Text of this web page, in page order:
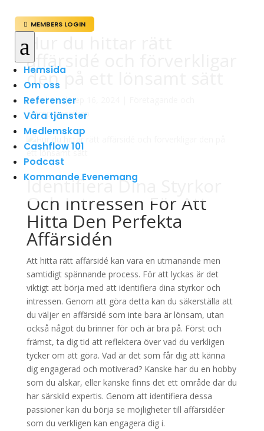
 MEMBERS LOGIN
a
Hemsida
Om oss
Referenser
Våra tjänster
Medlemskap
Cashflow 101
Podcast
Kommande Evenemang
Hur du hittar rätt
affärsidé och förverkligar
den på ett lönsamt sätt
avadmin|sep 16, 2024
Entreprenörskap
Identifiera Dina Styrkor
Och Intressen För Att
Hitta Den Perfekta
Affärsidén
Att hitta rätt affärsidé kan vara en utmanande men
samtidigt spännande process. För att lyckas är det
viktigt att börja med att identifiera dina styrkor och
intressen. Genom att göra detta kan du säkerställa att
du väljer en affärsidé som inte bara är lönsam, utan
också något du brinner för och är bra på. Först och
främst, ta dig tid att reflektera över vad du verkligen
tycker om att göra. Vad är det som får dig att känna
dig engagerad och motiverad? Kanske har du en hobby
som du älskar, eller kanske finns det ett område där du
har särskild expertis. Genom att identifiera dessa
passioner kan du börja se möjligheter till affärsidéer
som du verkligen kan engagera dig i.